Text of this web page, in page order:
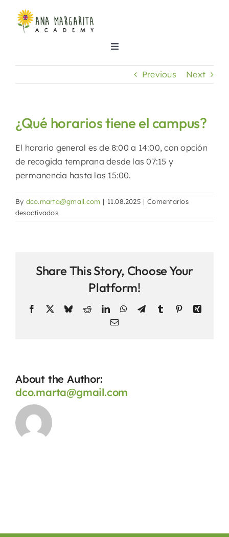
content
Toggle
Sobre nosotros
Noticias
Previous Next
¿Qué horarios tiene el campus?
El horario general es de 8:00 a 14:00, con opción
de recogida temprana desde las 07:15 y
permanencia hasta las 15:00.
By dco.marta@gmail.com | 11.08.2025 | Comentarios
desactivadosen
¿Qué
campus?
Share This Story, Choose Your
Platform!
Facebook BlueskyRedditLinkedInWhatsApp
TelegramTumblr PinterestXing
Email
About the Author:
dco.marta@gmail.com